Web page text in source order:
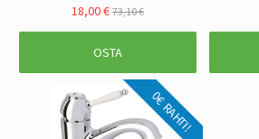
18,00 € 73,10 €
OSTA
0€ RAHTI!